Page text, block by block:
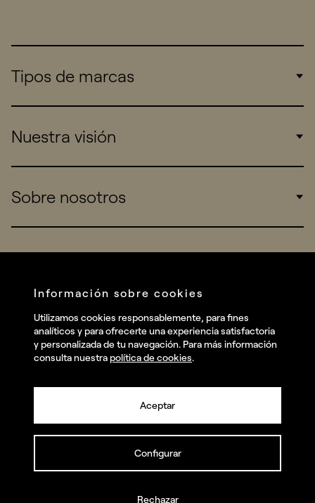
Tipos de marcas
Consumers
Startups
Nuestra visión
Work
Sobre nosotros
Talent
Contact
Instagram
Facebook
© summa.es Todos los derechos reservados.
Información sobre cookies
Utilizamos cookies responsablemente, para fines
analíticos y para ofrecerte una experiencia satisfactoria
y personalizada de tu navegación. Para más información
consulta nuestra política de cookies.
Aceptar
Configurar
Rechazar